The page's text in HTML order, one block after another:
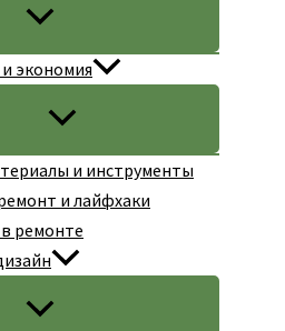
экономия
и инструменты
и лайфхаки
ремонте